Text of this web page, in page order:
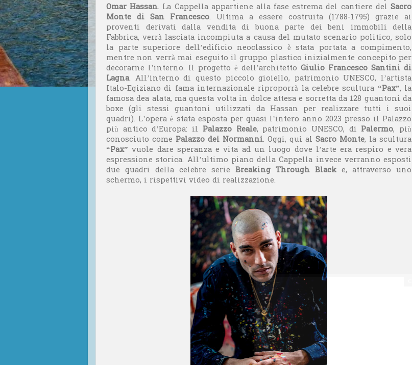
Omar Hassan. La Cappella appartiene alla fase estrema del cantiere delSacro
Monte di San Francesco. Ultima a essere costruita (1788-1795) grazie ai
proventi derivati dalla vendita di buona parte dei beni immobili della
Fabbrica, verrà lasciata incompiuta a causa del mutato scenario politico, solo
la parte superiore dell’edificio neoclassico è stata portata a compimento,
mentre non verrà mai eseguito il gruppo plastico inizialmente concepito per
decorarne l’interno. Il progetto è dell’architetto Giulio Francesco Santini di
Lagna. All’interno di questo piccolo gioiello, patrimonio UNESCO, l’artista
Italo-Egiziano di fama internazionale riproporrà la celebre scultura “Pax”, la
famosa dea alata, ma questa volta in dolce attesa e sorretta da 128 guantoni da
boxe (gli stessi guantoni utilizzati da Hassan per realizzare tutti i suoi
quadri). L’opera è stata esposta per quasi l’intero anno 2023 presso il Palazzo
più antico d’Europa: il Palazzo Reale, patrimonio UNESCO, di Palermo, più
conosciuto come Palazzo dei Normanni. Oggi, qui al Sacro Monte, la scultura
“Pax” vuole dare speranza e vita ad un luogo dove l’arte era respiro e vera
espressione storica. All’ultimo piano della Cappella invece verranno esposti
due quadri della celebre serie Breaking Through Black e, attraverso uno
schermo, i rispettivi video di realizzazione.